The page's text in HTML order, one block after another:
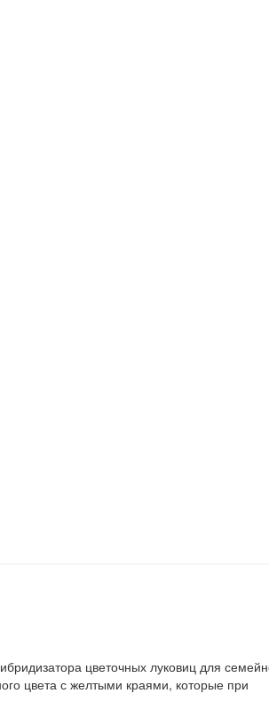
цветочных луковиц для
цвета с желтыми краями, которые при